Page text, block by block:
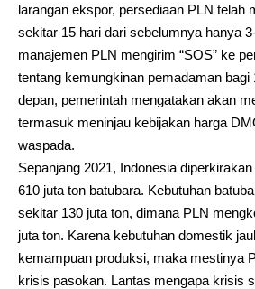
larangan ekspor, persediaan PLN telah
sekitar 15 hari dari sebelumnya hanya
manajemen PLN mengirim “SOS” ke
tentang kemungkinan pemadaman bagi
depan, pemerintah mengatakan akan
termasuk meninjau kebijakan harga
waspada.
Sepanjang 2021, Indonesia
610 juta ton batubara. Kebutuhan
sekitar 130 juta ton, dimana PLN
juta ton. Karena kebutuhan domestik
kemampuan produksi, maka mestinya
krisis pasokan. Lantas mengapa krisis